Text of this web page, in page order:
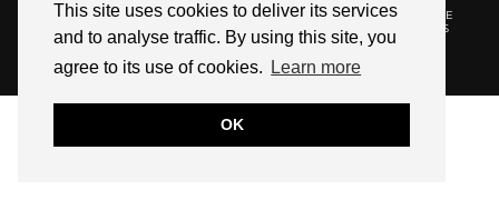
This site uses cookies to deliver its services
and to analyse traffic. By using this site, you
agree to its use of cookies.
Learn more
OK
© 2026HELLOTITOUNE CONTACT
POLITIQUE DE
CONFIDENTIALITÉ
VUE DANS LA PRESSE
LIENS
AFFILIES
WEBSITE DESIGN BYpipdig